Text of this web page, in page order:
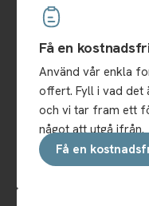
Få en
Använd vår enkla
offert. Fyll i vad
och vi tar fram ett
något att utgå ifrån.
Få en